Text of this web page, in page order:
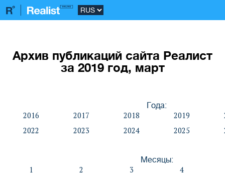
Архив публикаций сайта Реалист
за 2019 год, март
Года:
2016 2017 2018 2019
2022
2023 2024 2025
Месяцы:
1 2 3
4